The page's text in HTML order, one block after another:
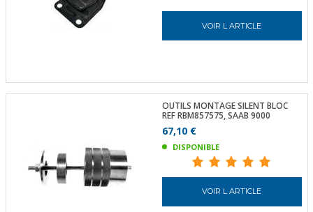
VOIR L ARTICLE
OUTILS MONTAGE SILENT BLOC
REF RBM857575, SAAB 9000
67,10 €
DISPONIBLE
VOIR L ARTICLE